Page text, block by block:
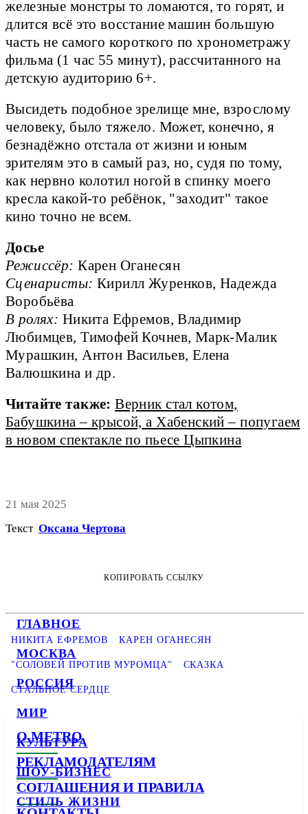
ГЛАВНОЕ
МОСКВА
РОССИЯ
МИР
КУЛЬТУРА
ШОУ-БИЗНЕС
СТИЛЬ ЖИЗНИ
железные монстры то ломаются, то горят, и
длится всё это восстание машин большую
часть не самого короткого по хронометражу
фильма (1 час 55 минут), рассчитанного на
детскую аудиторию 6+.
Высидеть подобное зрелище мне, взрослому
человеку, было тяжело. Может, конечно, я
безнадёжно отстала от жизни и юным
зрителям это в самый раз, но, судя по тому,
как нервно колотил ногой в спинку моего
кресла какой-то ребёнок, "заходит" такое
кино точно не всем.
Досье
Режиссёр:
Сценаристы: Кирилл Журенков, Надежда
В ролях: Никита Ефремов, Владимир
Любимцев, Тимофей Кочнев, Марк-Малик
Мурашкин, Антон Васильев, Елена
Валюшкина и др.
Читайте также: Верник стал котом,
Бабушкина – крысой, а Хабенский – попугаем
в новом спектакле по пьесе Цыпкина
21 мая 2025
Текст Оксана Чертова
КОПИРОВАТЬ ССЫЛКУ
НИКИТА ЕФРЕМОВ КАРЕН ОГАНЕСЯН
"СОЛОВЕЙ ПРОТИВ МУРОМЦА" СКАЗКА
СТАЛЬНОЕ СЕРДЦЕ
О METRO
РЕКЛАМОДАТЕЛЯМ
СОГЛАШЕНИЯ И ПРАВИЛА